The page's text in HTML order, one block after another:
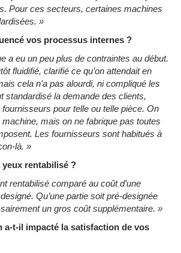
Pour ces secteurs, certaines machines
»
vos processus internes ?
a eu un peu plus de contraintes au début.
fluidifié, clarifié ce qu’on attendait en
cela n’a pas alourdi, ni compliqué les
standardisé la demande des clients,
pour telle ou telle pièce. On
mais on ne fabrique pas toutes
Les fournisseurs sont habitués à
là. »
rentabilisé ?
rentabilisé comparé au coût d’une
Qu’une partie soit pré-designée
un gros coût supplémentaire. »
a-t-il impacté la satisfaction de vos